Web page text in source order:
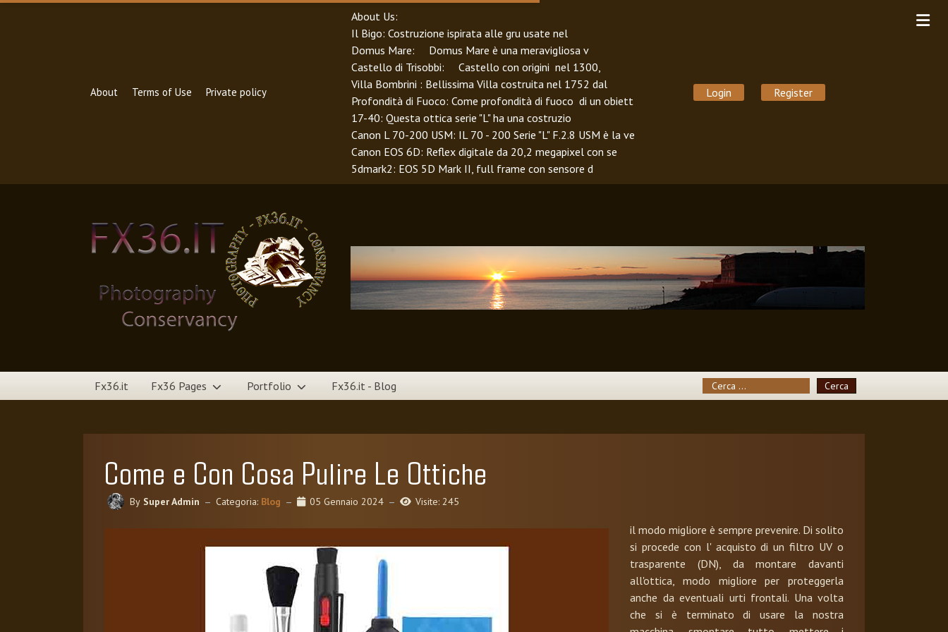
About Terms of Use Private policy
About Us:
Il Bigo: Costruzione ispirata alle gru usate nel
Domus Mare: Domus Mare è una meravigliosa v
Castello di Trisobbi: Castello con origini nel 1300,
Villa Bombrini : Bellissima Villa costruita nel 1752 dal
Profondità di Fuoco: Come profondità di fuoco di un obiett
17-40: Questa ottica serie "L" ha una costruzio
Canon L 70-200 USM: IL 70 - 200 Serie "L" F.2.8 USM è la ve
Canon EOS 6D: Reflex digitale da 20,2 megapixel con se
5dmark2: EOS 5D Mark II, full frame con sensore d
Login Register
Fx36.it Fx36 Pages Portfolio Fx36.it - Blog Cerca Cerca
Come e Con Cosa Pulire Le Ottiche
By Super Admin Categoria: Blog 05 Gennaio 2024 Visite: 245
il modo migliore è sempre prevenire. Di solito
si procede con l' acquisto di un filtro UV o
trasparente (DN), da montare davanti
all'ottica, modo migliore per proteggerla
anche da eventuali urti frontali. Una volta
che si è terminato di usare la nostra